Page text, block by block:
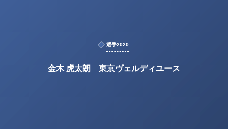
選手2020
金木 虎太朗 東京ヴェルディユース